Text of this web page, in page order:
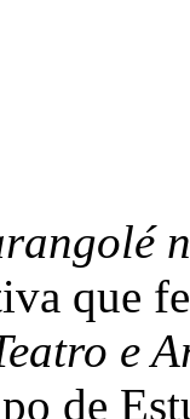
que
e
de